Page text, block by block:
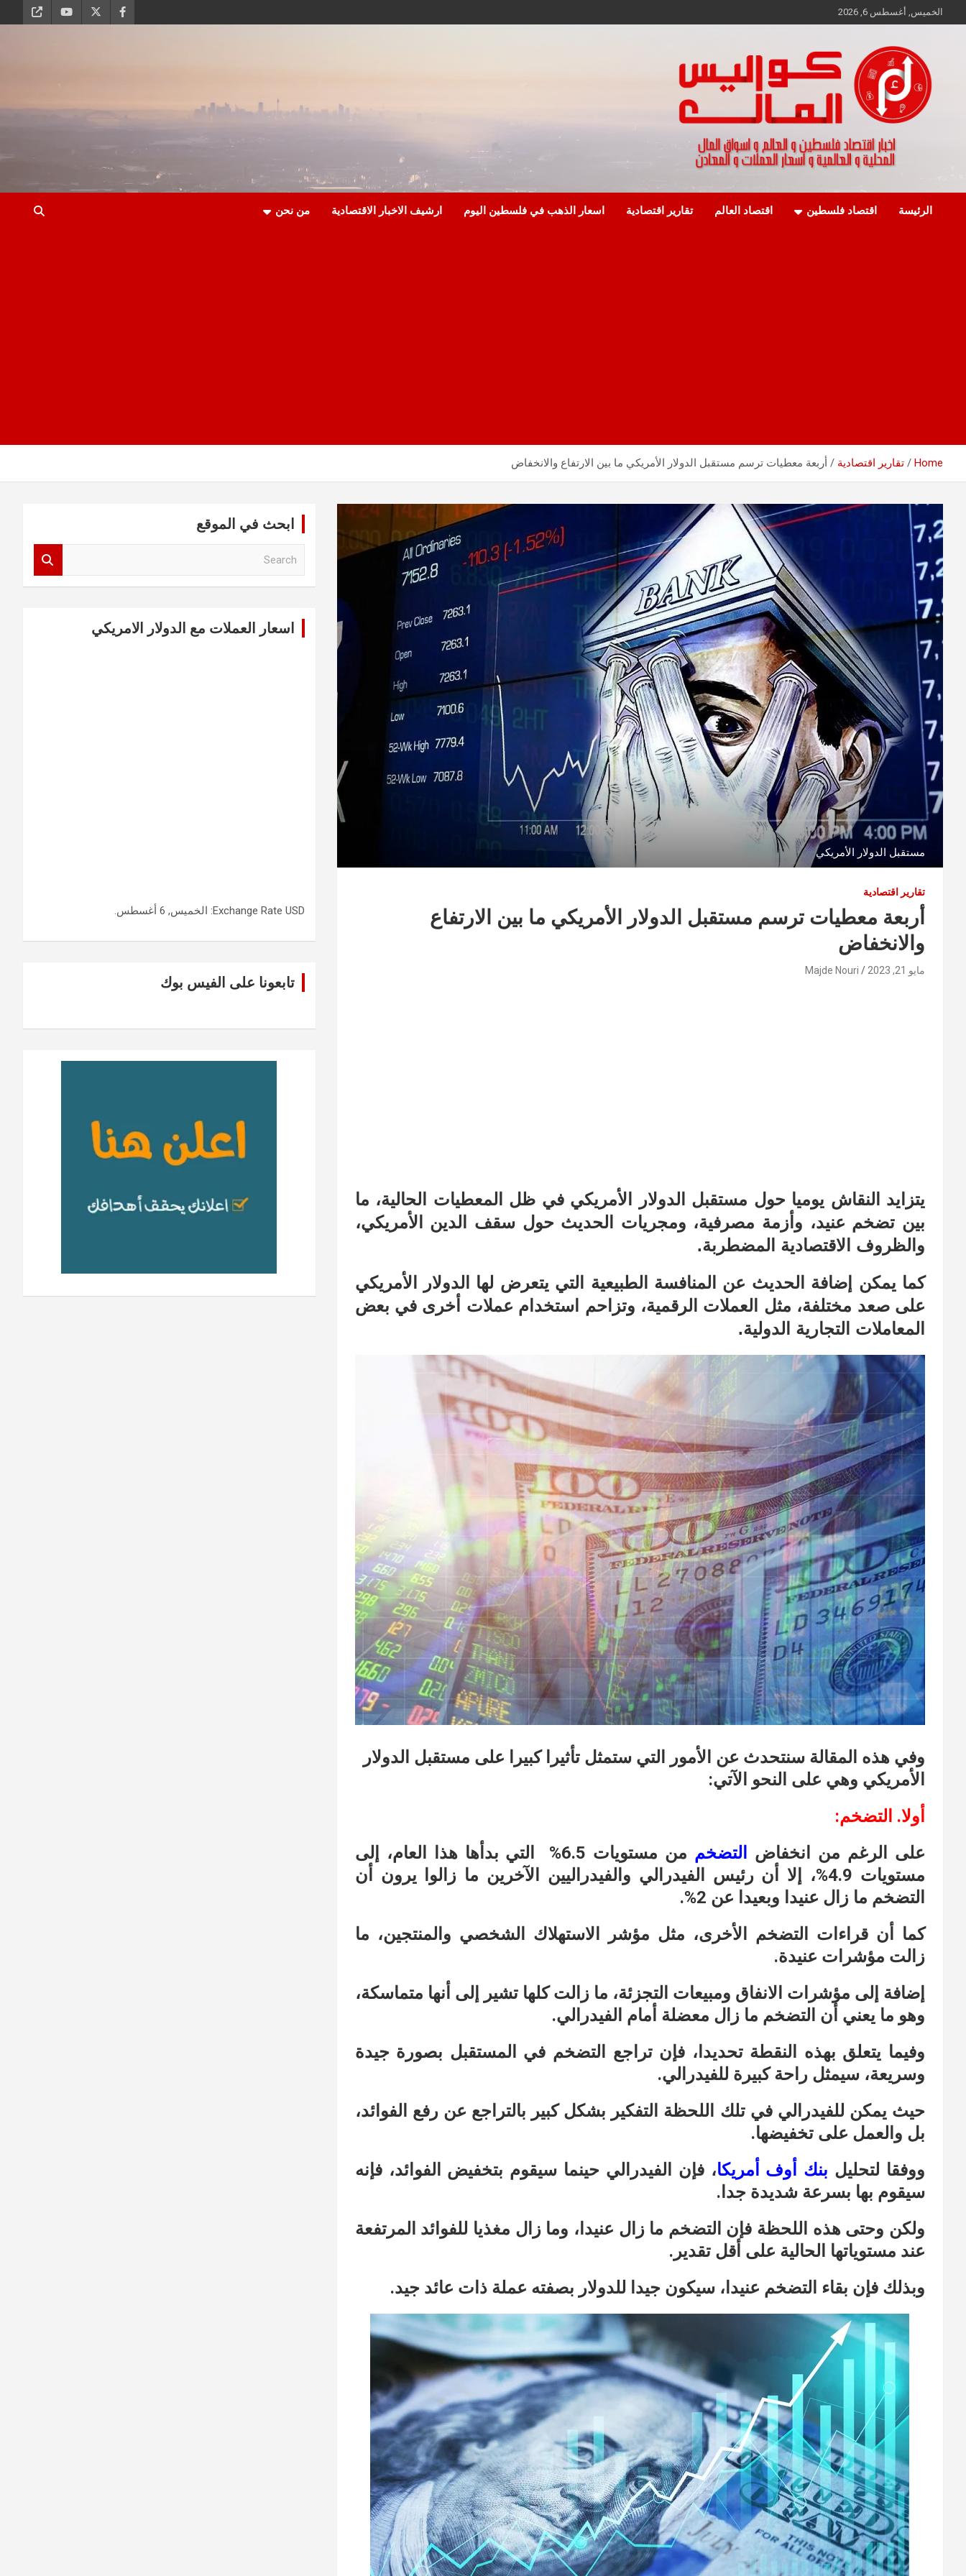
to
الخميس, أغسطس 6, 2026
كواليس المال
الرئيسة اقتصاد فلسطين اقتصاد العالم تقارير اقتصادية اسعار الذهب في فلسطين اليوم ارشيف الاخبار الاقتصادية من نحن
Home تقارير اقتصادية أربعة معطيات ترسم مستقبل الدولار الأمريكي ما بين الارتفاع والانخفاض
مستقبل الدولار الأمريكي
تقارير اقتصادية
أربعة معطيات ترسم مستقبل الدولار الأمريكي ما بين الارتفاع
والانخفاض
مايو 21, 2023 Majde Nouri
يتزايد النقاش يوميا حول مستقبل الدولار الأمريكي في ظل المعطيات الحالية، ما
بين تضخم عنيد، وأزمة مصرفية، ومجريات الحديث حول سقف الدين الأمريكي،
والظروف الاقتصادية المضطربة.
كما يمكن إضافة الحديث عن المنافسة الطبيعية التي يتعرض لها الدولار الأمريكي
على صعد مختلفة، مثل العملات الرقمية، وتزاحم استخدام عملات أخرى في بعض
المعاملات التجارية الدولية.
وفي هذه المقالة سنتحدث عن الأمور التي ستمثل تأثيرا كبيرا على مستقبل الدولار
الأمريكي وهي على النحو الآتي:
أولا. التضخم:
على الرغم من انخفاض
التضخم
من مستويات 6.5% التي بدأها هذا العام، إلى
مستويات 4.9%، إلا أن رئيس الفيدرالي والفيدراليين الآخرين ما زالوا يرون أن
التضخم ما زال عنيدا وبعيدا عن 2%.
كما أن قراءات التضخم الأخرى، مثل مؤشر الاستهلاك الشخصي والمنتجين، ما
زالت مؤشرات عنيدة.
إضافة إلى مؤشرات الانفاق ومبيعات التجزئة، ما زالت كلها تشير إلى أنها متماسكة،
وهو ما يعني أن التضخم ما زال معضلة أمام الفيدرالي.
وفيما يتعلق بهذه النقطة تحديدا، فإن تراجع التضخم في المستقبل بصورة جيدة
وسريعة، سيمثل راحة كبيرة للفيدرالي.
حيث يمكن للفيدرالي في تلك اللحظة التفكير بشكل كبير بالتراجع عن رفع الفوائد،
بل والعمل على تخفيضها.
ووفقا لتحليل بنك أوف أمريكا، فإن الفيدرالي حينما سيقوم بتخفيض الفوائد، فإنه
سيقوم بها بسرعة شديدة جدا.
ولكن وحتى هذه اللحظة فإن التضخم ما زال عنيدا، وما زال مغذيا للفوائد المرتفعة
عند مستوياتها الحالية على أقل تقدير.
وبذلك فإن بقاء التضخم عنيدا، سيكون جيدا للدولار بصفته عملة ذات عائد جيد.
ابحث في الموقع
اسعار العملات مع الدولار الامريكي
Exchange Rate USD : الخميس, 6 أغسطس.
تابعونا على الفيس بوك